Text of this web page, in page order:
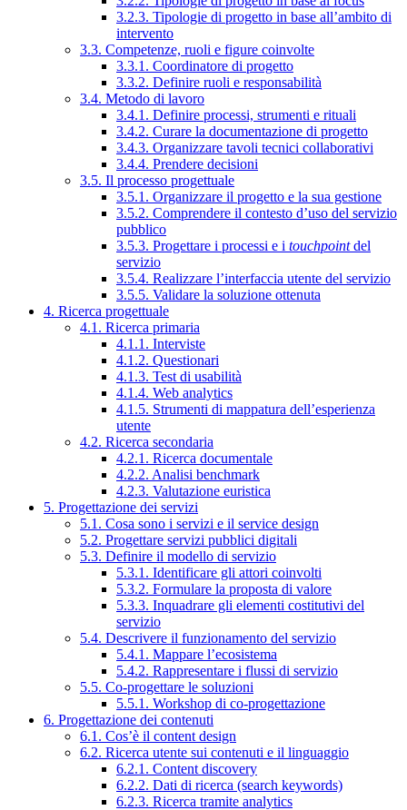
3.2.3. Tipologie di progetto in base all’ambito di
intervento
3.3. Competenze, ruoli e figure coinvolte
3.3.1. Coordinatore di progetto
3.3.2. Definire ruoli e responsabilità
3.4. Metodo di lavoro
3.4.1. Definire processi, strumenti e rituali
3.4.2. Curare la documentazione di progetto
3.4.3. Organizzare tavoli tecnici collaborativi
3.4.4. Prendere decisioni
3.5. Il processo progettuale
3.5.1. Organizzare il progetto e la sua gestione
3.5.2. Comprendere il contesto d’uso del servizio
pubblico
3.5.3. Progettare i processi e i touchpointdel
servizio
3.5.4. Realizzare l’interfaccia utente del servizio
3.5.5. Validare la soluzione ottenuta
4. Ricerca progettuale
4.1. Ricerca primaria
4.1.1. Interviste
4.1.2. Questionari
4.1.3. Test di usabilità
4.1.4. Web analytics
4.1.5. Strumenti di mappatura dell’esperienza
utente
4.2. Ricerca secondaria
4.2.1. Ricerca documentale
4.2.2. Analisi benchmark
4.2.3. Valutazione euristica
5. Progettazione dei servizi
5.1. Cosa sono i servizi e il service design
5.2. Progettare servizi pubblici digitali
5.3. Definire il modello di servizio
5.3.1. Identificare gli attori coinvolti
5.3.2. Formulare la proposta di valore
5.3.3. Inquadrare gli elementi costitutivi del
servizio
5.4. Descrivere il funzionamento del servizio
5.4.1. Mappare l’ecosistema
5.4.2. Rappresentare i flussi di servizio
5.5. Co-progettare le soluzioni
5.5.1. Workshop di co-progettazione
6. Progettazione dei contenuti
6.1. Cos’è il content design
6.2. Ricerca utente sui contenuti e il linguaggio
6.2.1. Content discovery
6.2.2. Dati di ricerca (search keywords)
6.2.3. Ricerca tramite analytics